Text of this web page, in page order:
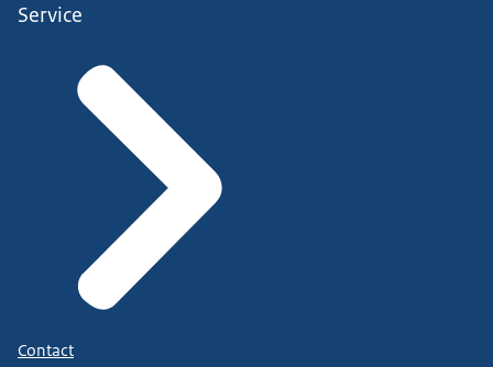
Service
Contact